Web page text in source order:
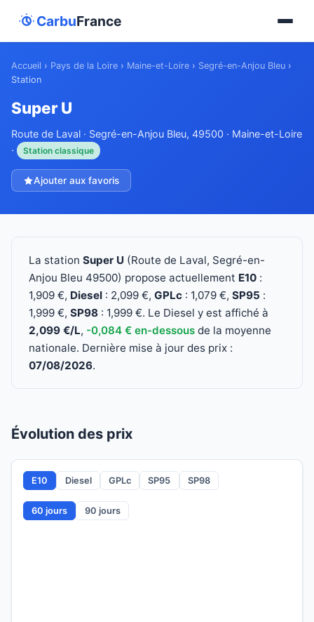
CarbuFrance
Accueil › Pays de la Loire › Maine-et-Loire › Segré-en-Anjou Bleu ›
Station
Super U
Route de Laval · Segré-en-Anjou Bleu, 49500 · Maine-et-Loire
·
Station classique
Ajouter aux favoris
La station Super U (Route de Laval, Segré-en-
Anjou Bleu 49500) propose actuellement E10 :
1,909 €, Diesel : 2,099 €, GPLc : 1,079 €, SP95 :
1,999 €, SP98 : 1,999 €. Le Diesel y est affiché à
2,099 €/L, -0,084 € en-dessous de la moyenne
nationale. Dernière mise à jour des prix :
07/08/2026.
Évolution des prix
E10 Diesel GPLc SP95 SP98
60 jours 90 jours